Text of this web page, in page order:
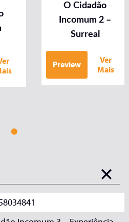
O Cidadão
Incomum 2 –
Surreal
Preview
Ver
Mais